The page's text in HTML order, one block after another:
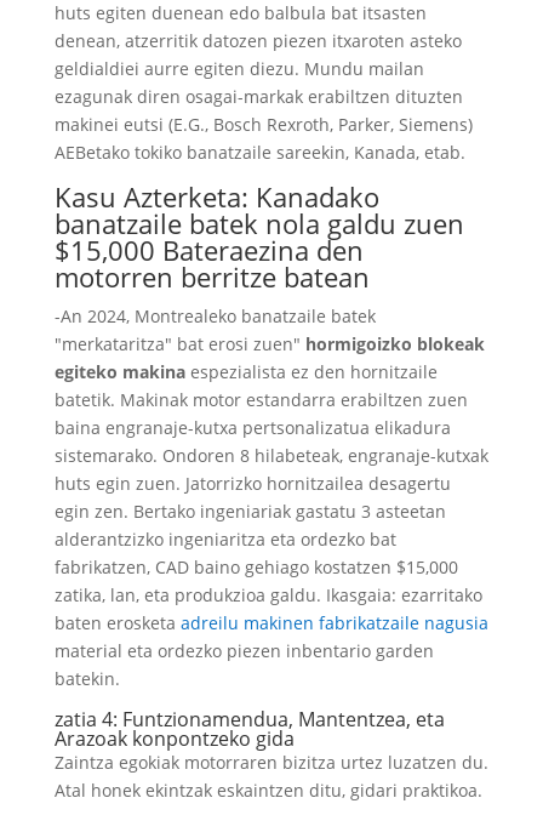
huts egiten duenean edo balbula bat itsasten
denean, atzerritik datozen piezen itxaroten asteko
geldialdiei aurre egiten diezu. Mundu mailan
ezagunak diren osagai-markak erabiltzen dituzten
makinei eutsi (E.G., Bosch Rexroth, Parker, Siemens)
AEBetako tokiko banatzaile sareekin, Kanada, etab.
Kasu Azterketa: Kanadako
banatzaile batek nola galdu zuen
$15,000 Bateraezina den
motorren berritze batean
-An 2024, Montrealeko banatzaile batek
"merkataritza" bat erosi zuen" hormigoizko blokeak
egiteko makina espezialista ez den hornitzaile
batetik. Makinak motor estandarra erabiltzen zuen
baina engranaje-kutxa pertsonalizatua elikadura
sistemarako. Ondoren 8 hilabeteak, engranaje-kutxak
huts egin zuen. Jatorrizko hornitzailea desagertu
egin zen. Bertako ingeniariak gastatu 3 asteetan
alderantzizko ingeniaritza eta ordezko bat
fabrikatzen, CAD baino gehiago kostatzen $15,000
zatika, lan, eta produkzioa galdu. Ikasgaia: ezarritako
baten erosketa adreilu makinen fabrikatzaile nagusia
material eta ordezko piezen inbentario garden
batekin.
zatia 4: Funtzionamendua, Mantentzea, eta
Arazoak konpontzeko gida
Zaintza egokiak motorraren bizitza urtez luzatzen du.
Atal honek ekintzak eskaintzen ditu, gidari praktikoa.